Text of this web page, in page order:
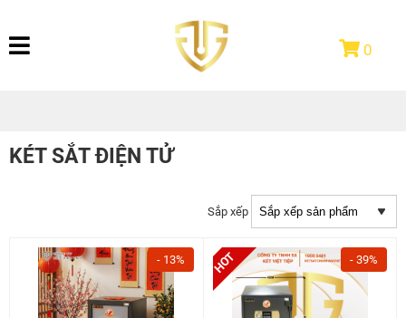
0
KÉT SẮT ĐIỆN TỬ
Sắp xếp
- 13% - 39%